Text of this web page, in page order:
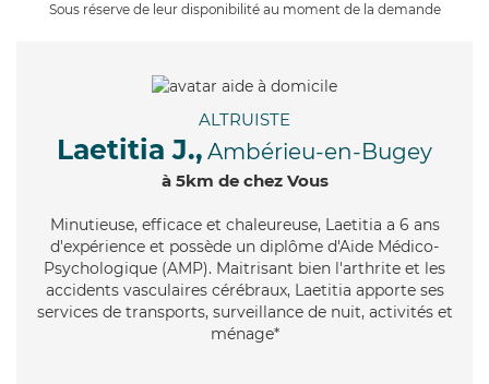
Sous réserve de leur disponibilité au moment de la demande
ALTRUISTE
Laetitia J., Ambérieu-en-Bugey
à 5km de chez Vous
Minutieuse, efficace et chaleureuse, Laetitia a 6 ans
d'expérience et possède un diplôme d'Aide Médico-
Psychologique (AMP). Maitrisant bien l'arthrite et les
accidents vasculaires cérébraux, Laetitia apporte ses
services de transports, surveillance de nuit, activités et
ménage*